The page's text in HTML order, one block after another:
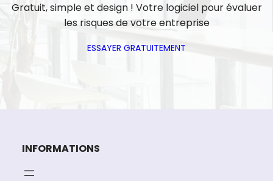
Gratuit, simple et design ! Votre logiciel pour évaluer
les risques de votre entreprise
ESSAYER GRATUITEMENT
INFORMATIONS